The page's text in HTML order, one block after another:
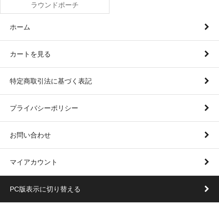
ラウンドポーチ
ホーム
カートを見る
特定商取引法に基づく表記
プライバシーポリシー
お問い合わせ
マイアカウント
PC版表示に切り替える